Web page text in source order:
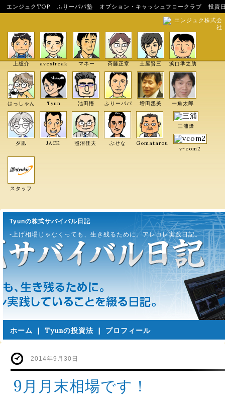
エンジュクTOP ふりーパパ塾 オプション・キャッシュフロークラブ
投資
エンジュク株式会
社
上総介 avexfreak マネー 斉藤正章 土屋賢三 浜口準之助
はっしゃん Tyun 池田悟 ふりーパパ 増田丞美 一角太郎
夕凪 JACK 照沼佳夫 ぶせな Gomatarou
三浦隆
v-com2
スタッフ
Tyunの株式サバイバル日記
-上げ相場じゃなくっても、生き残るために。アレコレ実践日記。
ホーム | Tyunの投資法 | プロフィール
2014年9月30日
9月月末相場です！